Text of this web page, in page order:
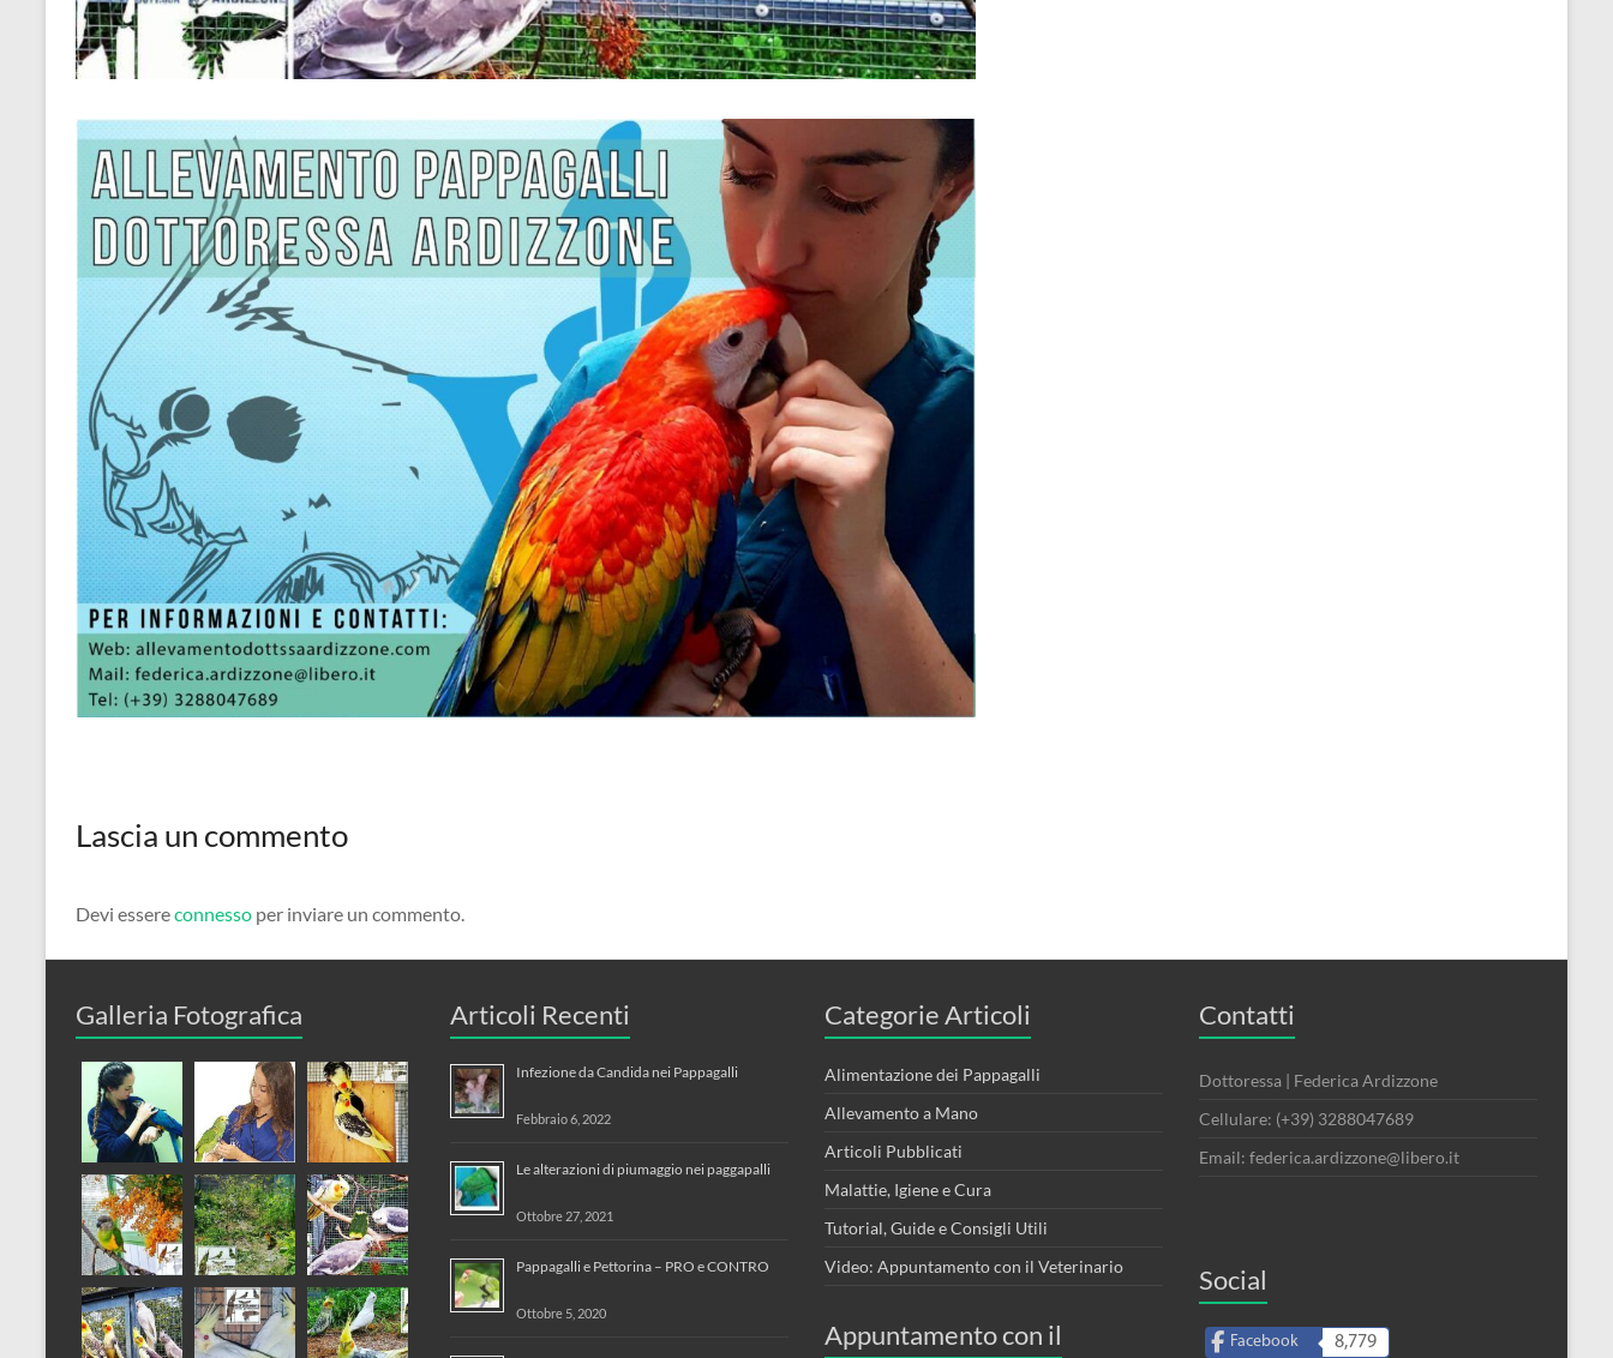
Lascia un commento
Devi essereconnesso per inviare un commento.
Galleria Fotografica Articoli Recenti
Infezione da Candida nei Pappagalli
Febbraio 6, 2022
Le alterazioni di piumaggio nei paggapalli
Ottobre 27, 2021
Pappagalli e Pettorina – PRO e CONTRO
Ottobre 5, 2020
Categorie Articoli
Alimentazione dei Pappagalli
Allevamento a Mano
Articoli Pubblicati
Malattie, Igiene e Cura
Tutorial, Guide e Consigli Utili
Video: Appuntamento con il Veterinario
Appuntamento con il
Contatti
Dottoressa | Federica Ardizzone
Cellulare: (+39) 3288047689
Email: federica.ardizzone@libero.it
Social
Facebook 8,779